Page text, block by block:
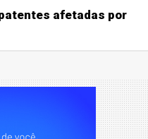
afetadas por